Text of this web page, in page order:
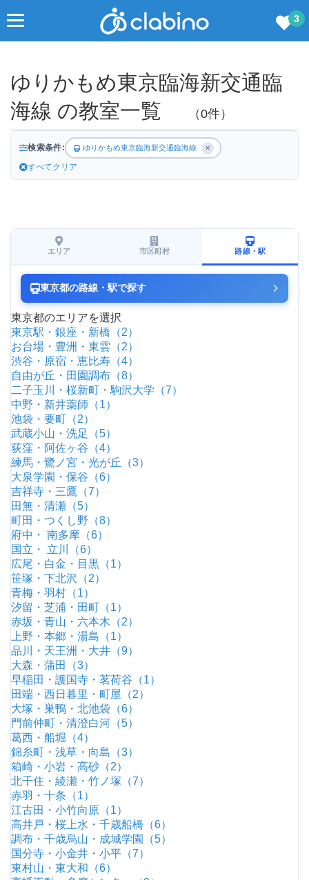
3
ゆりかもめ東京臨海新交通臨
海線 の教室一覧
（0件）
検索条件: ゆりかもめ東京臨海新交通臨海線 ✕
すべてクリア
エリア 市区町村 路線・駅
東京都の路線・駅で探す
東京都のエリアを選択
東京駅・銀座・新橋（2）
お台場・豊洲・東雲（2）
渋谷・原宿・恵比寿（4）
自由が丘・田園調布（8）
二子玉川・桜新町・駒沢大学（7）
中野・新井薬師（1）
池袋・要町（2）
武蔵小山・洗足（5）
荻窪・阿佐ヶ谷（4）
練馬・鷺ノ宮・光が丘（3）
大泉学園・保谷（6）
吉祥寺・三鷹（7）
田無・清瀬（5）
町田・つくし野（8）
府中・ 南多摩（6）
国立・ 立川（6）
広尾・白金・目黒（1）
笹塚・下北沢（2）
青梅・羽村（1）
汐留・芝浦・田町（1）
赤坂・青山・六本木（2）
上野・本郷・湯島（1）
品川・天王洲・大井（9）
大森・蒲田（3）
早稲田・護国寺・茗荷谷（1）
田端・西日暮里・町屋（2）
大塚・巣鴨・北池袋（6）
門前仲町・清澄白河（5）
葛西・船堀（4）
錦糸町・浅草・向島（3）
箱崎・小岩・高砂（2）
北千住・綾瀬・竹ノ塚（7）
赤羽・十条（1）
江古田・小竹向原（1）
高井戸・桜上水・千歳船橋（6）
調布・千歳烏山・成城学園（5）
国分寺・小金井・小平（7）
東村山・東大和（6）